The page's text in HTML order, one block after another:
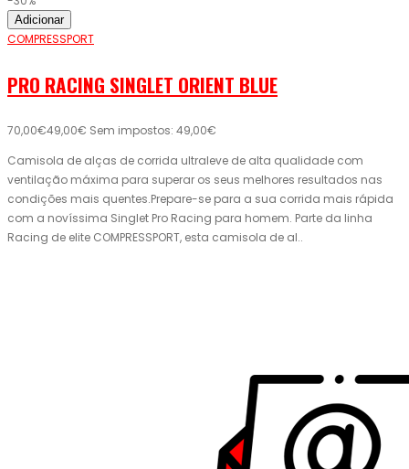
Adicionar
COMPRESSPORT
PRO RACING SINGLET ORIENT BLUE
70,00€49,00€ Sem impostos: 49,00€
Camisola de alças de corrida ultraleve de alta qualidade com
ventilação máxima para superar os seus melhores resultados nas
condições mais quentes.Prepare-se para a sua corrida mais rápida
com a novíssima Singlet Pro Racing para homem. Parte da linha
Racing de elite COMPRESSPORT, esta camisola de al..